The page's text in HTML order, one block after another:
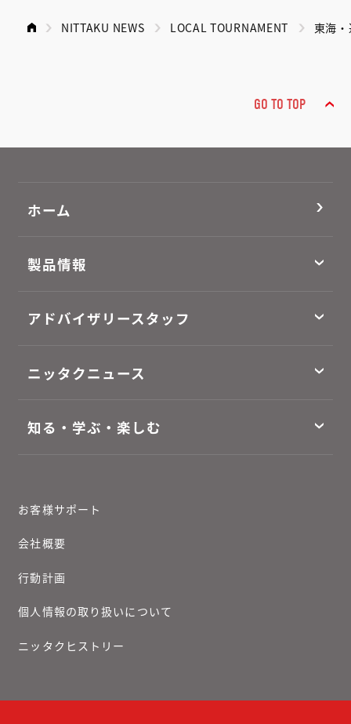
NITTAKU NEWS LOCAL TOURNAMENT 東海
GO TO TOP
ホーム
製品情報
アドバイザリースタッフ
ニッタクニュース
知る・学ぶ・楽しむ
お客様サポート
会社概要
行動計画
個人情報の取り扱いについて
ニッタクヒストリー